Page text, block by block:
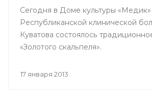
Сегодня в Доме культуры «Медик»
Республиканской клинической
Куватова состоялось
«Золотого скальпеля».
17 января 2013